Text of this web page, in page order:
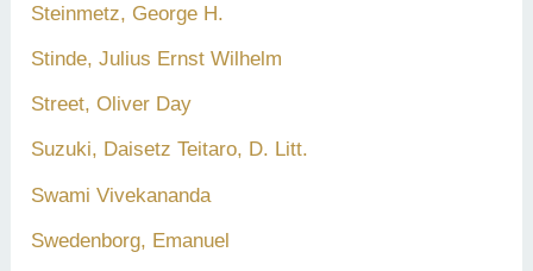
Steinmetz, George H.
Stinde, Julius Ernst Wilhelm
Street, Oliver Day
Suzuki, Daisetz Teitaro, D. Litt.
Swami Vivekananda
Swedenborg, Emanuel